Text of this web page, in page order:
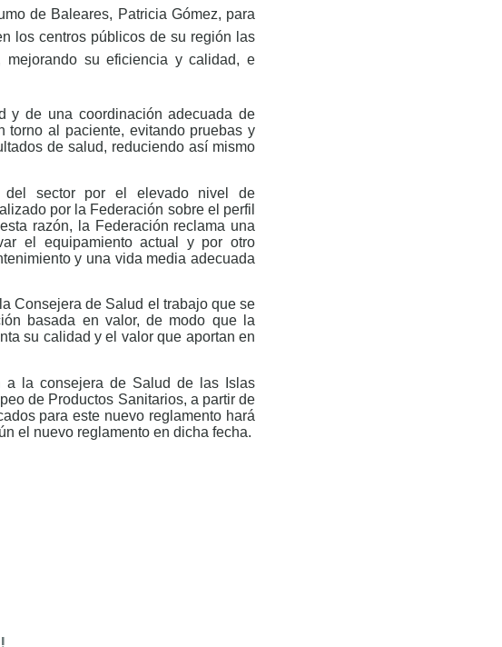
de Baleares, Patricia Gómez, para
los centros públicos de su región las
mejorando su eficiencia y calidad, e
y de una coordinación adecuada de
torno al paciente, evitando pruebas y
de salud, reduciendo así mismo
del sector por el elevado nivel de
por la Federación sobre el perfil
razón, la Federación reclama una
el equipamiento actual y por otro
y una vida media adecuada
Consejera de Salud el trabajo que se
basada en valor, de modo que la
su calidad y el valor que aportan en
a la consejera de Salud de las Islas
de Productos Sanitarios, a partir de
para este nuevo reglamento hará
el nuevo reglamento en dicha fecha.